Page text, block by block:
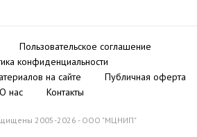
Пользовательское соглашение
конфиденциальности
на сайте
Публичная оферта
О нас
Контакты
2005-2026 - ООО "МЦНИП"